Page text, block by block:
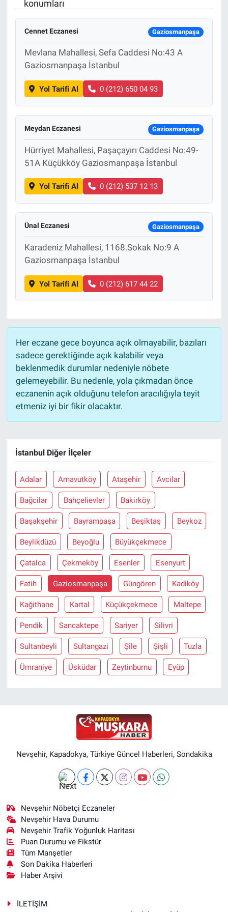
konumları
Cennet Eczanesi Gaziosmanpaşa
Mevlana Mahallesi, Sefa Caddesi No:43 A
Gaziosmanpaşa İstanbul
Yol Tarifi Al 0 (212) 650 04 93
Meydan Eczanesi Gaziosmanpaşa
Hürriyet Mahallesi, Paşaçayırı Caddesi No:49-
51A Küçükköy Gaziosmanpaşa İstanbul
Yol Tarifi Al 0 (212) 537 12 13
Ünal Eczanesi Gaziosmanpaşa
Karadeniz Mahallesi, 1168.Sokak No:9 A
Gaziosmanpaşa İstanbul
Yol Tarifi Al 0 (212) 617 44 22
Her eczane gece boyunca açık olmayabilir, bazıları
sadece gerektiğinde açık kalabilir veya
beklenmedik durumlar nedeniyle nöbete
gelemeyebilir. Bu nedenle, yola çıkmadan önce
eczanenin açık olduğunu telefon aracılığıyla teyit
etmeniz iyi bir fikir olacaktır.
İstanbul Diğer İlçeler
Adalar Arnavutköy Ataşehir Avcilar
Bağcilar Bahçelievler Bakirköy
Başakşehir Bayrampaşa Beşiktaş Beykoz
Beylikdüzü Beyoğlu Büyükçekmece
Çatalca Çekmeköy Esenler Esenyurt
Fatih Gaziosmanpaşa Güngören Kadiköy
Kağithane Kartal Küçükçekmece Maltepe
Pendik Sancaktepe Sariyer Silivri
Sultanbeyli Sultangazi Şile Şişli Tuzla
Ümraniye Üsküdar Zeytinburnu Eyüp
Nevşehir, Kapadokya, Türkiye Güncel Haberleri, Sondakika
Nevşehir Nöbetçi Eczaneler
Nevşehir Hava Durumu
Nevşehir Trafik Yoğunluk Haritası
Puan Durumu ve Fikstür
Tüm Manşetler
Son Dakika Haberleri
Haber Arşivi
İLETİŞİM
Yaşam
VEFATLAR